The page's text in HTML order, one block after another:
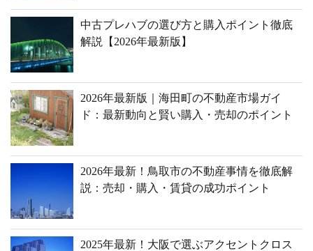
中古プレハブの選び方と購入ポイント徹底
解説【2026年最新版】
2026年最新版｜海田町の不動産市場ガイ
ド：最新動向と賢い購入・売却のポイント
2026年最新！鳥取市の不動産事情を徹底解
説：売却・購入・賃貸の成功ポイント
2025年最新！大阪で選ぶアクセントクロス